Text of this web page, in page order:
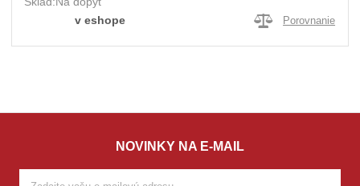
v eshope
Porovnanie
NOVINKY NA E-MAIL